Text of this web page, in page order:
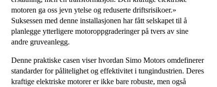
motoren ga oss jevn ytelse og reduserte driftsrisikoer.»
Suksessen med denne installasjonen har fått selskapet til å
planlegge ytterligere motoroppgraderinger på tvers av sine
andre gruveanlegg.
Denne praktiske casen viser hvordan Simo Motors omdefinerer
standarder for pålitelighet og effektivitet i tungindustrien. Deres
kraftige elektriske motorer er ikke bare robuste, men også